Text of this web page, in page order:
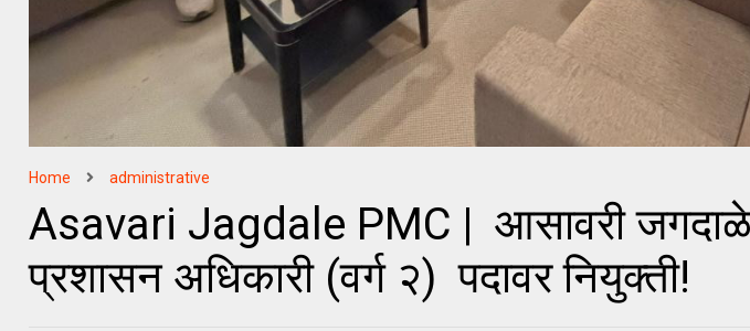
Home administrative
Asavari Jagdale PMC | आसावरी जगदाळे
प्रशासन अधिकारी (वर्ग २) पदावर नियुक्ती!